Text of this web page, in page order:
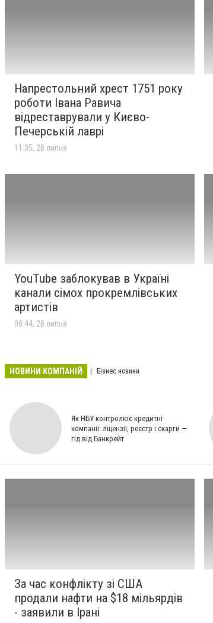
Напрестольний хрест 1751 року
роботи Івана Равича
відреставрували у Києво-
Печерській лаврі
11:35, 28 липня
YouTube заблокував в Україні
канали сімох прокремлівських
артистів
08:44, 28 липня
НОВИНИ КОМПАНІЙ Бізнес новини
Як НБУ контролює кредитні
компанії: ліцензії, реєстр і скарги —
гід від Банкрейт
За час конфлікту зі США
продали нафти на $18 мільярдів
- заявили в Ірані